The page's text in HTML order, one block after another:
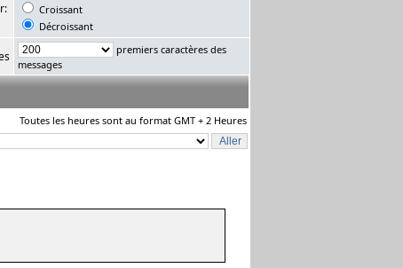
Croissant
Décroissant
premiers caractères des
messages
Toutes les heures sont au format GMT + 2 Heures